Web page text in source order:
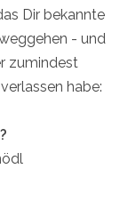
Dir bekannte
- und
zumindest
habe: